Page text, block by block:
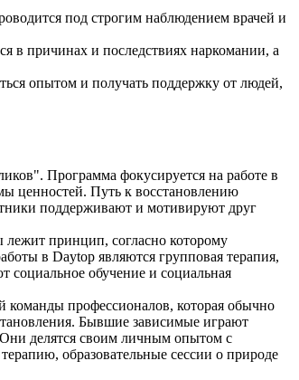
под строгим наблюдением врачей и
в причинах и последствиях наркомании, а
опытом и получать поддержку от людей,
Программа фокусируется на работе в
ценностей. Путь к восстановлению
поддерживают и мотивируют друг
лежит принцип, согласно которому
в Daytop являются групповая терапия,
социальное обучение и социальная
команды профессионалов, которая обычно
Бывшие зависимые играют
Они делятся своим личным опытом с
образовательные сессии о природе